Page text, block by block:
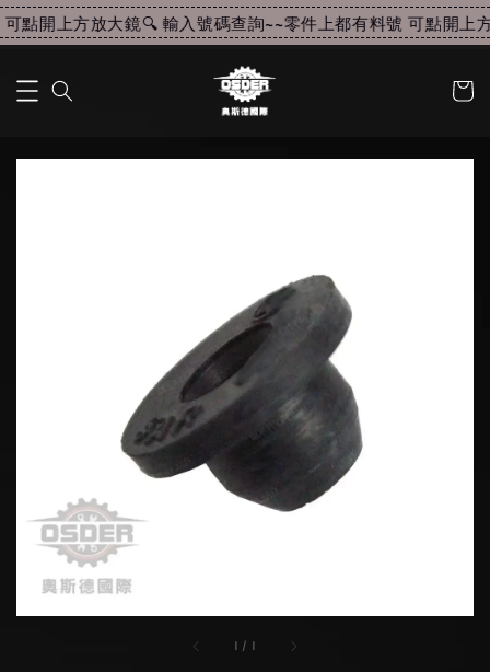
點開上方放大鏡🔍 輸入號碼查詢~~零件上都有料號 可點開上
1 / 1